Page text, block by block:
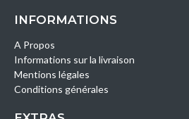
INFORMATIONS
A Propos
Informations sur la livraison
Mentions légales
Conditions générales